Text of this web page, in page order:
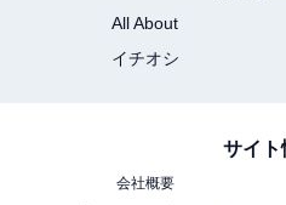
All About
イチオシ
サイト
会社概要